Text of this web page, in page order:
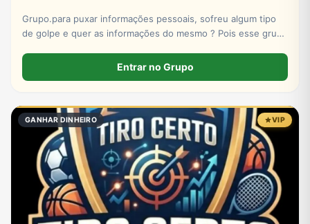
Grupo.para puxar informações pessoais, sofreu algum tipo
de golpe e quer as informações do mesmo ? Pois esse grupo
Entrar no Grupo
GANHAR DINHEIRO VIP